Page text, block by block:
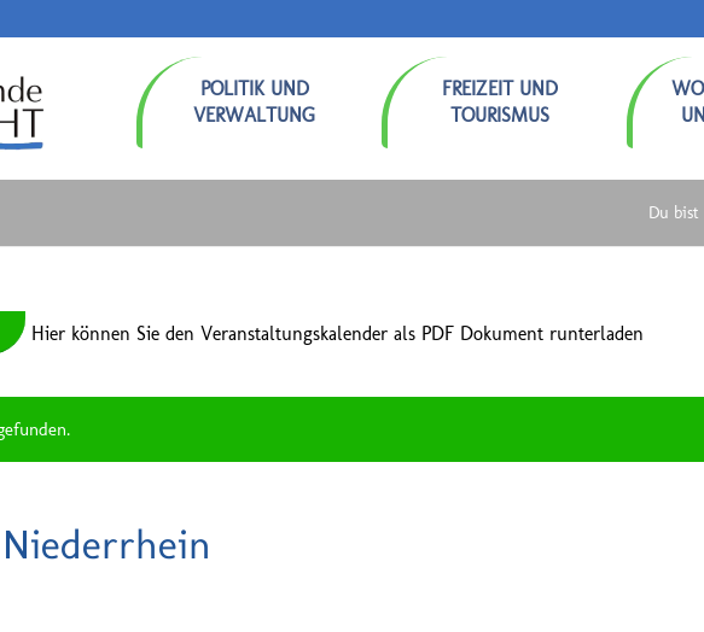
POLITIK UND
VERWALTUNG
FREIZEIT UND
TOURISMUS
Du
Hier können Sie den Veranstaltungskalender als PDF Dokument runterladen